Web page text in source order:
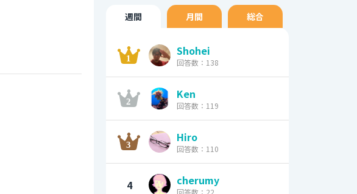
週間 月間 総合
Shohei
回答数：138
Ken
回答数：119
Hiro
回答数：110
4 cherumy
回答数：22